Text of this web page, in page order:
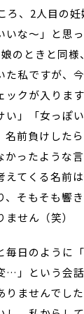
ろ、2人目の妊
いな～」と思
のときと同
た私ですが、
ックが入りま
い」「女っぽ
名前負けした
かったような
えてくる名前
、そもそも響
せん（笑）
日のように
…」という会
りませんでし